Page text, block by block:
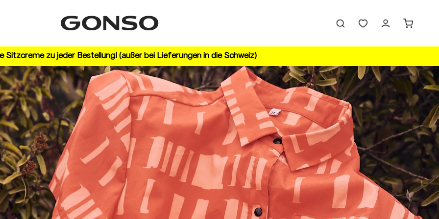
Sitzcreme zu jeder Bestellung! (außer bei Lieferungen in die Schweiz)